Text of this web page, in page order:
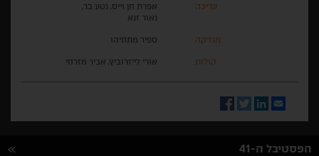
עריכה
אפרת חן וייס, נטע בר,
נאור זנא
מוזיקה ספיר מתתיהו
קולות אורי לייזרוביץ, אביר מזרחי
Email
LinkedIn
Twitter
Facebook
הפסטיבל ה-41